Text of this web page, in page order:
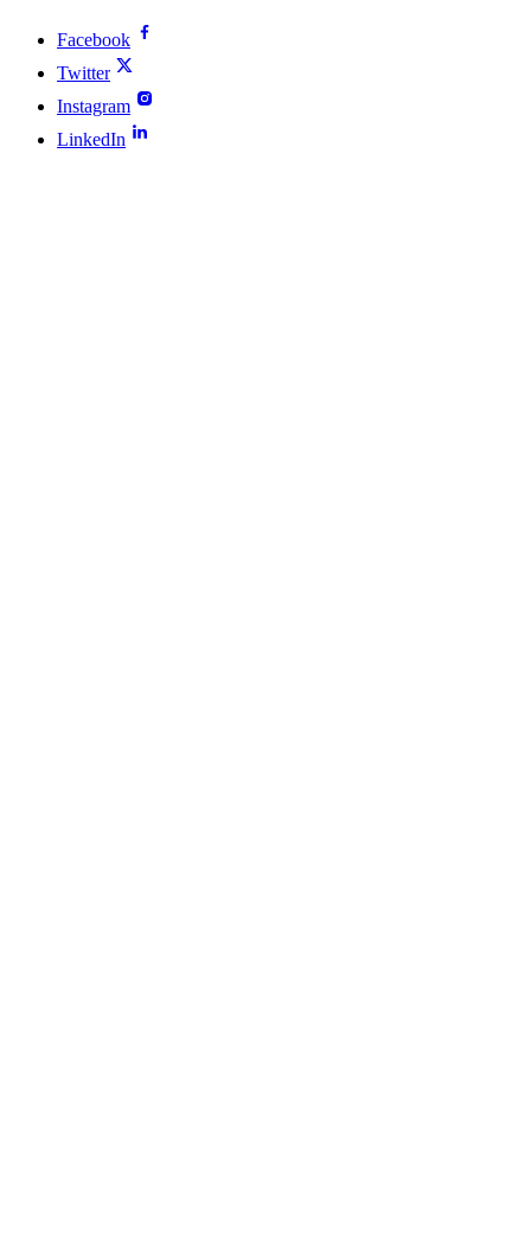
Facebook
Twitter
Instagram
LinkedIn